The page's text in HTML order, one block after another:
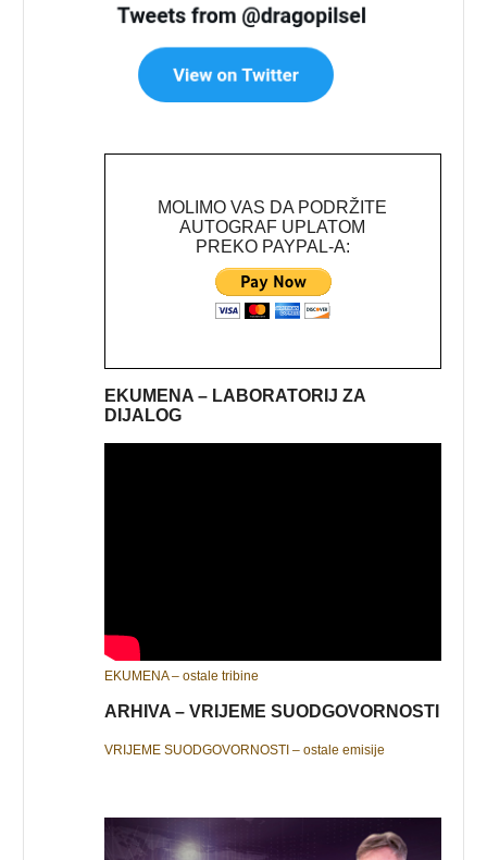
MOLIMO VAS DA PODRŽITE
AUTOGRAF UPLATOM
PREKO PAYPAL-A:
EKUMENA – LABORATORIJ ZA
DIJALOG
EKUMENA – ostale tribine
ARHIVA – VRIJEME SUODGOVORNOSTI
VRIJEME SUODGOVORNOSTI – ostale emisije